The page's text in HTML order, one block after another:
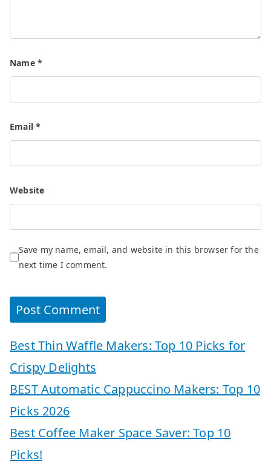
Name *
Email*
Website
Save my name, email, and website in this browser for the
next time I comment.
Best Thin Waffle Makers: Top 10 Picks for
Crispy Delights
BEST Automatic Cappuccino Makers: Top 10
Picks 2026
Best Coffee Maker Space Saver: Top 10
Picks!